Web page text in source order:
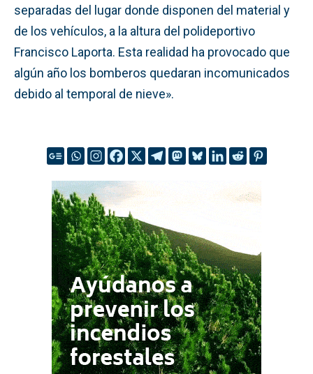
separadas del lugar donde disponen del material y
de los vehículos, a la altura del polideportivo
Francisco Laporta. Esta realidad ha provocado que
algún año los bomberos quedaran incomunicados
debido al temporal de nieve».